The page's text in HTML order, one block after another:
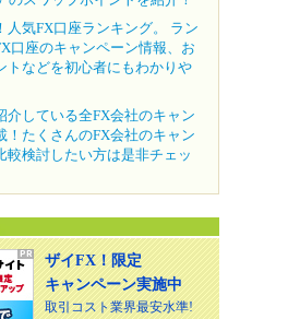
人気FX口座ランキング。 ラン
口座のキャンペーン情報、お
トなどを初心者にもわかりや
介している全FX会社のキャン
！たくさんのFX会社のキャン
較検討したい方は是非チェッ
ザイFX！限定
キャンペーン実施中
取引コスト業界最安水準!